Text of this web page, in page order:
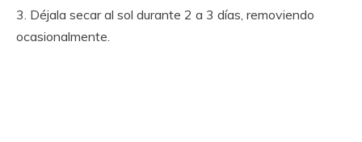
3. Déjala secar al sol durante 2 a 3 días, removiendo
ocasionalmente.